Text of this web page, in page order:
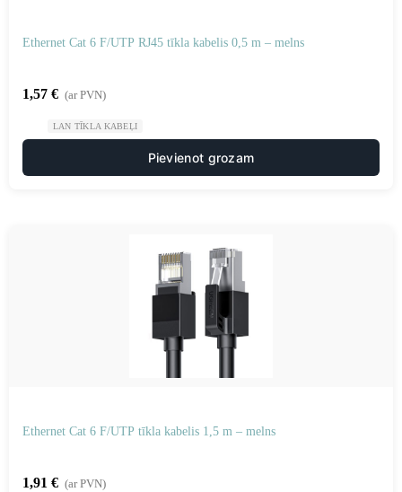
Ethernet Cat 6 F/UTP RJ45 tīkla kabelis 0,5 m – melns
1,57 € (ar PVN)
LAN TĪKLA KABEĻI
Pievienot grozam
Ethernet Cat 6 F/UTP tīkla kabelis 1,5 m – melns
1,91 € (ar PVN)